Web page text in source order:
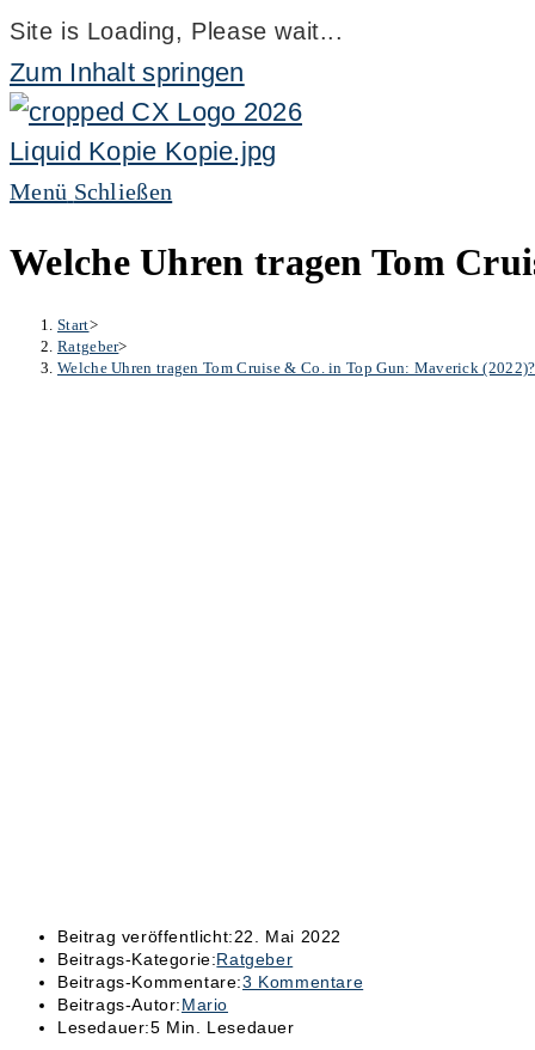
Site is Loading, Please wait...
Zum Inhalt springen
Menü Schließen
Welche Uhren tragen Tom
Start>
Ratgeber>
Welche Uhren tragen Tom Cruise & Co. in Top Gun: Maverick (2022)?
Beitrag veröffentlicht:22. Mai 2022
Beitrags-Kategorie:Ratgeber
Beitrags-Kommentare:3 Kommentare
Beitrags-Autor:Mario
Lesedauer:5 Min. Lesedauer